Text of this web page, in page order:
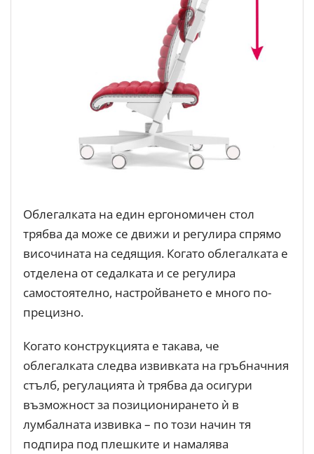
Облегалката на един ергономичен стол
трябва да може се движи и регулира спрямо
височината на седящия. Когато облегалката е
отделена от седалката и се регулира
самостоятелно, настройването е много по-
прецизно.
Когато конструкцията е такава, че
облегалката следва извивката на гръбначния
стълб, регулацията ѝ трябва да осигури
възможност за позиционирането ѝ в
лумбалната извивка – по този начин тя
подпира под плешките и намалява